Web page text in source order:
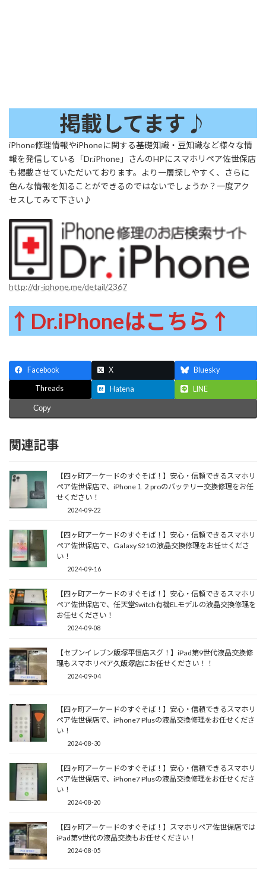
掲載してます♪
iPhone修理情報やiPhoneに関する基礎知識・豆知識など様々な情
報を発信している「Dr.iPhone」さんのHPにスマホリペア佐世保店
も掲載させていただいております。より一層探しやすく、さらに
色んな情報を知ることができるのではないでしょうか？一度アク
セスしてみて下さい♪
http://dr-iphone.me/detail/2367
↑Dr.iPhoneはこちら↑
Facebook X Bluesky
Threads Hatena LINE
Copy
関連記事
【四ヶ町アーケードのすぐそば！】安心・信頼できるスマホリ
ペア佐世保店で、iPhone１２proのバッテリー交換修理をお任
せください！
2024-09-22
【四ヶ町アーケードのすぐそば！】安心・信頼できるスマホリ
ペア佐世保店で、Galaxy S21の液晶交換修理をお任せくださ
い！
2024-09-16
【四ヶ町アーケードのすぐそば！】安心・信頼できるスマホリ
ペア佐世保店で、任天堂Switch有機ELモデルの液晶交換修理を
お任せください！
2024-09-08
【セブンイレブン飯塚平恒店スグ！】iPad第9世代液晶交換修
理もスマホリペア久飯塚店にお任せください！！
2024-09-04
【四ヶ町アーケードのすぐそば！】安心・信頼できるスマホリ
ペア佐世保店で、iPhone7 Plusの液晶交換修理をお任せくださ
い！
2024-08-30
【四ヶ町アーケードのすぐそば！】安心・信頼できるスマホリ
ペア佐世保店で、iPhone7 Plusの液晶交換修理をお任せくださ
い！
2024-08-20
【四ヶ町アーケードのすぐそば！】スマホリペア佐世保店では
iPad第9世代の液晶交換もお任せください！
2024-08-05